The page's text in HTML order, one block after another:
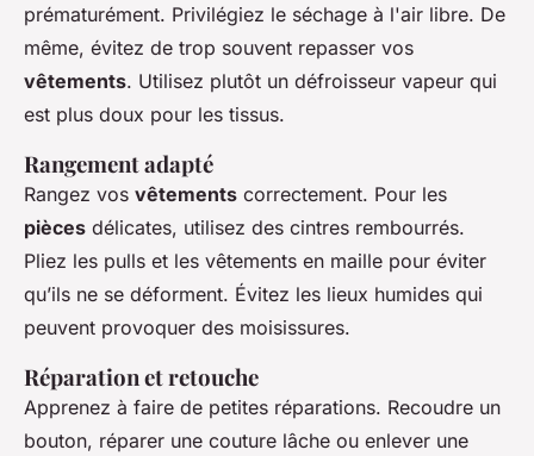
prématurément. Privilégiez le séchage à l'air libre. De
même, évitez de trop souvent repasser vos
vêtements. Utilisez plutôt un défroisseur vapeur qui
est plus doux pour les tissus.
Rangement adapté
Rangez vos vêtements correctement. Pour les
pièces délicates, utilisez des cintres rembourrés.
Pliez les pulls et les vêtements en maille pour éviter
qu’ils ne se déforment. Évitez les lieux humides qui
peuvent provoquer des moisissures.
Réparation et retouche
Apprenez à faire de petites réparations. Recoudre un
bouton, réparer une couture lâche ou enlever une